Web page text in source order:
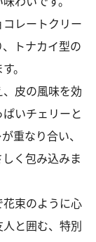
レートクリー
トナカイ型の
。
皮の風味を効
いチェリーと
重なり合い、
く包み込みま
束のように心
と囲む、特別